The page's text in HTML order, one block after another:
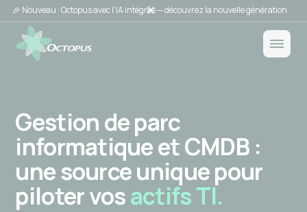
🎉 Nouveau : Octopus avec l’IA intégrée — découvrez la nouvelle génération.
Gestion de parc
informatique et CMDB :
une source unique pour
piloter vosactifs TI.